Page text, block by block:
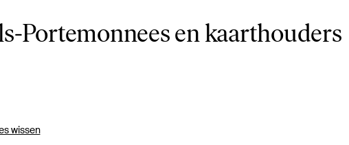
Portemonnees en kaarthouders
wissen